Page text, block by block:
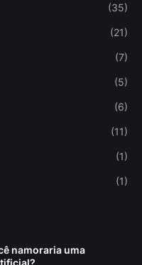
(35)
(21)
(7)
(5)
(6)
(11)
(1)
(1)
namoraria uma